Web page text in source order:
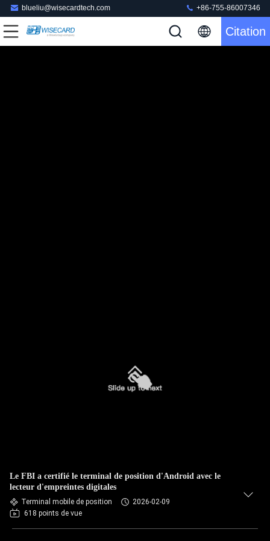
blueliu@wisecardtech.com +86-755-86007346
Citation
Le FBI a certifié le terminal de position d'Android avec le
lecteur d'empreintes digitales
Terminal mobile de position
2026-02-09
618 points de vue